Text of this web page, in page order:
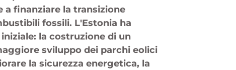
finanziare la transizione
fossili. L'Estonia ha
la costruzione di un
sviluppo dei parchi eolici
la sicurezza energetica, la